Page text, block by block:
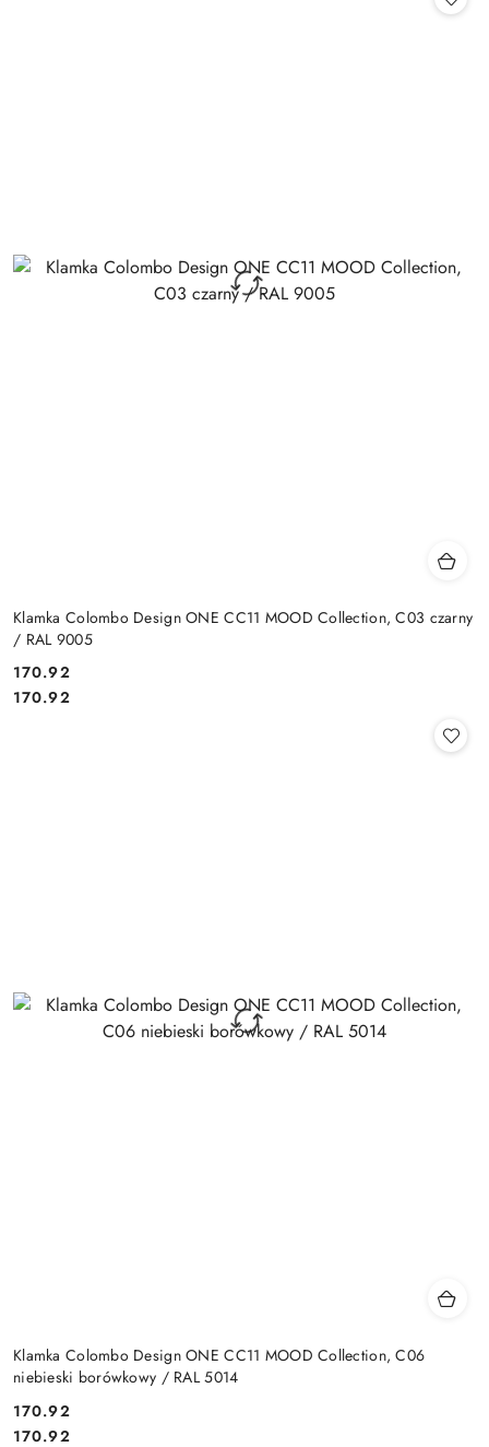
Klamka Colombo Design ONE CC11 MOOD Collection, C03 czarny
/ RAL 9005
Cena:
170.92
Cena:
170.92
Klamka Colombo Design ONE CC11 MOOD Collection, C06
niebieski borówkowy / RAL 5014
Cena:
170.92
Cena:
170.92